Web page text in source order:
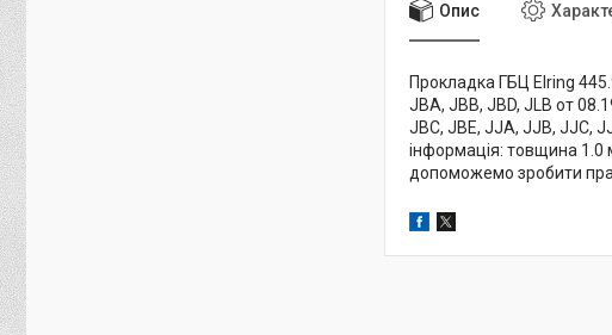
Опис
Прокладка ГБЦ Elring
JBA, JBB, JBD, JLB от
JBC, JBE, JJA, JJB, JJC,
інформація: товщина 1.0
допоможемо зробити